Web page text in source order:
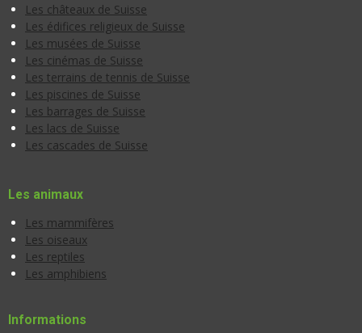
Les châteaux de Suisse
Les édifices religieux de Suisse
Les musées de Suisse
Les cinémas de Suisse
Les terrains de tennis de Suisse
Les piscines de Suisse
Les barrages de Suisse
Les lacs de Suisse
Les cascades de Suisse
Les animaux
Les mammifères
Les oiseaux
Les reptiles
Les amphibiens
Informations